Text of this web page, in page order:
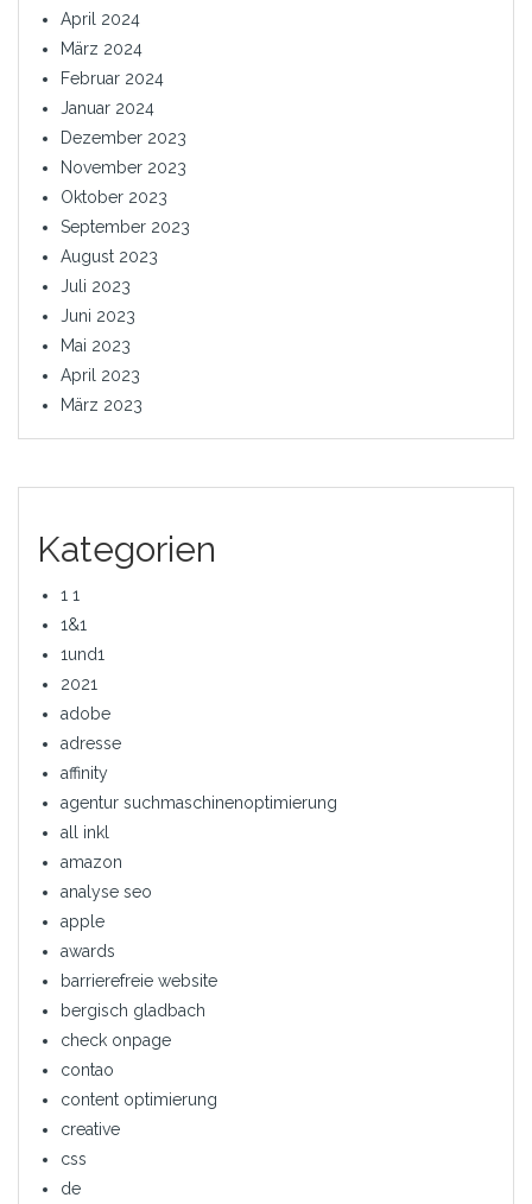
April 2024
März 2024
Februar 2024
Januar 2024
Dezember 2023
November 2023
Oktober 2023
September 2023
August 2023
Juli 2023
Juni 2023
Mai 2023
April 2023
März 2023
Kategorien
1 1
1&1
1und1
2021
adobe
adresse
affinity
agentur suchmaschinenoptimierung
all inkl
amazon
analyse seo
apple
awards
barrierefreie website
bergisch gladbach
check onpage
contao
content optimierung
creative
css
de